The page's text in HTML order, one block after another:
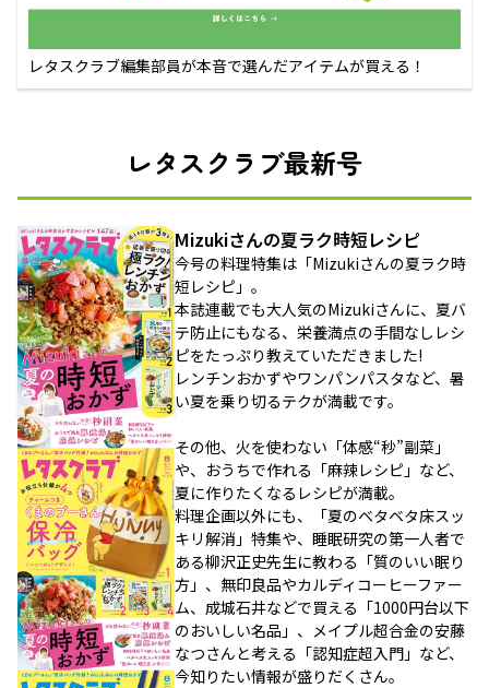
レタスクラブ編集部員が本音で選んだアイテムが買える！
レタスクラブ最新号
Mizukiさんの夏ラク時短レシピ
今号の料理特集は「Mizukiさんの夏ラク時
短レシピ」。
本誌連載でも大人気のMizukiさんに、夏バ
テ防止にもなる、栄養満点の手間なしレシ
ピをたっぷり教えていただきました!
レンチンおかずやワンパンパスタなど、暑
い夏を乗り切るテクが満載です。
その他、火を使わない「体感“秒”副菜」
や、おうちで作れる「麻辣レシピ」など、
夏に作りたくなるレシピが満載。
料理企画以外にも、「夏のベタベタ床スッ
キリ解消」特集や、睡眠研究の第一人者で
ある柳沢正史先生に教わる「質のいい眠り
方」、無印良品やカルディコーヒーファー
ム、成城石井などで買える「1000円台以下
のおいしい名品」、メイプル超合金の安藤
なつさんと考える「認知症超入門」など、
今知りたい情報が盛りだくさん。